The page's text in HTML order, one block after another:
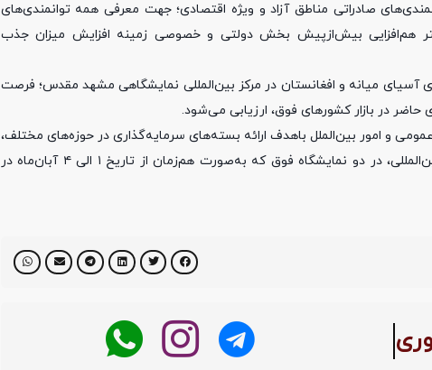
صادراتی مناطق آزاد و ویژه اقتصادی؛ جهت معرفی همه توانمندی‌های
هم‌افزایی بیش‌ازپیش بخش دولتی و خصوصی زمینه افزایش میزان جذب
آسیای میانه و افغانستان در مرکز بین‌المللی نمایشگاهی مشهد مقدس؛ فرصت
در بازار کشورهای فوق، ارزیابی می‌شود.
و امور بین‌الملل باهدف ارائه بسته‌های سرمایه‌گذاری در حوزه‌های مختلف،
و معرفی فرصت‌های فعالیت اقتصادی در زمینه‌هایی چون ترانزیت و حمل‌ونقل بین‌المللی، در دو نمایشگاه فوق که به‌صورت هم‌زمان از تاریخ ۱ الی ۴ آبان‌ماه در